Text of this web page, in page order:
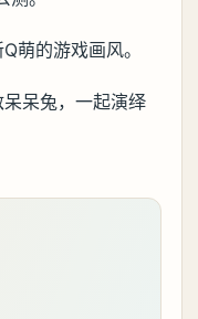
萌的游戏画风。
呆兔，一起演绎